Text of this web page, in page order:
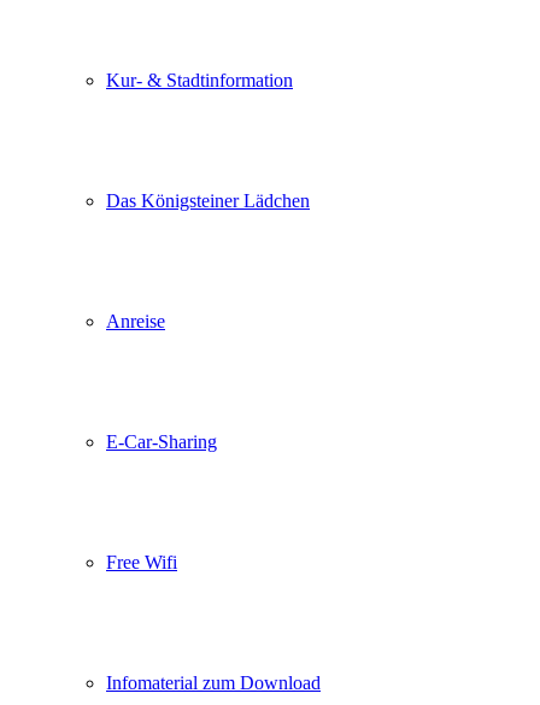
Kur- & Stadtinformation
Das Königsteiner Lädchen
Anreise
E-Car-Sharing
Free Wifi
Infomaterial zum Download